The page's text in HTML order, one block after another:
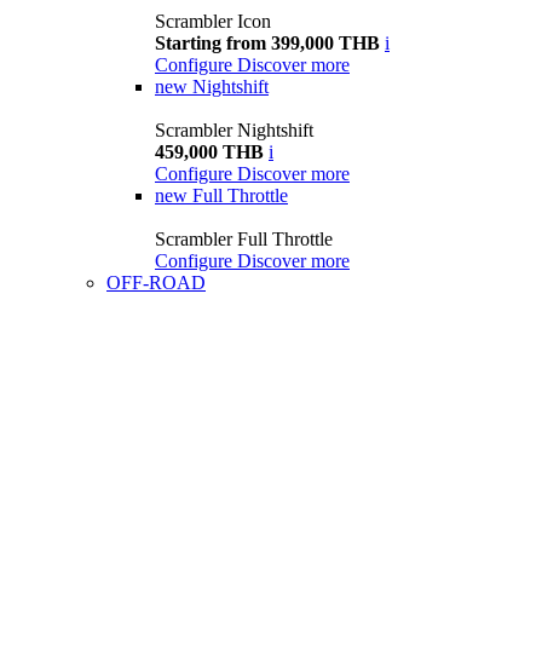
Scrambler Icon
Starting from 399,000 THB i
Configure Discover more
new Nightshift
Scrambler Nightshift
459,000 THB i
Configure Discover more
new Full Throttle
Scrambler Full Throttle
Configure Discover more
OFF-ROAD